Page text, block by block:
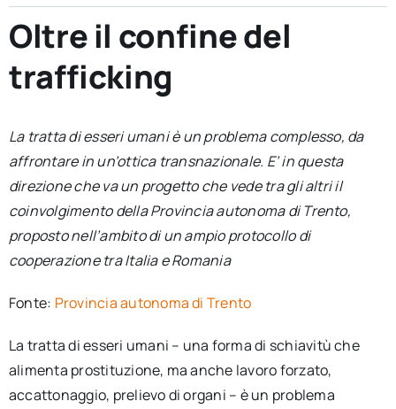
Oltre il confine del
trafficking
La tratta di esseri umani è un problema complesso, da
affrontare in un’ottica transnazionale. E’ in questa
direzione che va un progetto che vede tra gli altri il
coinvolgimento della Provincia autonoma di Trento,
proposto nell’ambito di un ampio protocollo di
cooperazione tra Italia e Romania
Fonte: Provincia autonoma di Trento
La tratta di esseri umani – una forma di schiavitù che
alimenta prostituzione, ma anche lavoro forzato,
accattonaggio, prelievo di organi – è un problema